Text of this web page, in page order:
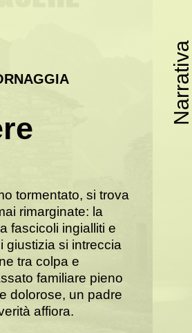
tormentato, si trova
rimarginate: la
fascicoli ingialliti e
giustizia si intreccia
tra colpa e
familiare pieno
dolorose, un padre
affiora.
Narrativa